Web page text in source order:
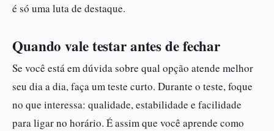
é só uma luta de destaque.
Quando vale testar antes de fechar
Se você está em dúvida sobre qual opção atende melhor
seu dia a dia, faça um teste curto. Durante o teste, foque
no que interessa: qualidade, estabilidade e facilidade
para ligar no horário. É assim que você aprende como